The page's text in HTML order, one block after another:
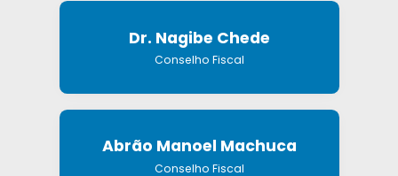
Dr. Nagibe Chede
Conselho Fiscal
Abrão Manoel Machuca
Conselho Fiscal